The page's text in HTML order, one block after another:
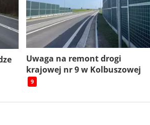
Uwaga na remont drogi
krajowej nr 9 w Kolbuszowej
9